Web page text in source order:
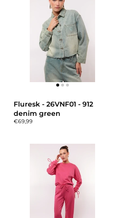
Fluresk - 26VNF01 - 912
denim green
€69,99